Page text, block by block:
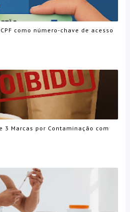
como número-chave de acesso
3 Marcas por Contaminação com